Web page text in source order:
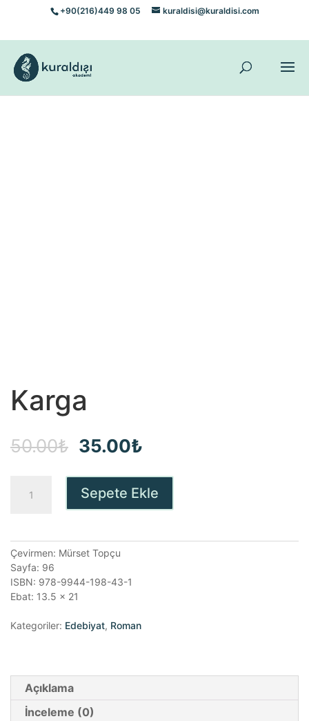
+90(216)449 98 05 kuraldisi@kuraldisi.com
Karga
50.00₺ Orijinal
fiyat:
50.00₺.
35.00₺
andaki
fiyat:
adet
Sepete Ekle
Çevirmen: Mürset Topçu
Sayfa: 96
ISBN: 978-9944-198-43-1
Ebat: 13.5 x 21
Kategoriler: Edebiyat, Roman
Açıklama
İnceleme (0)